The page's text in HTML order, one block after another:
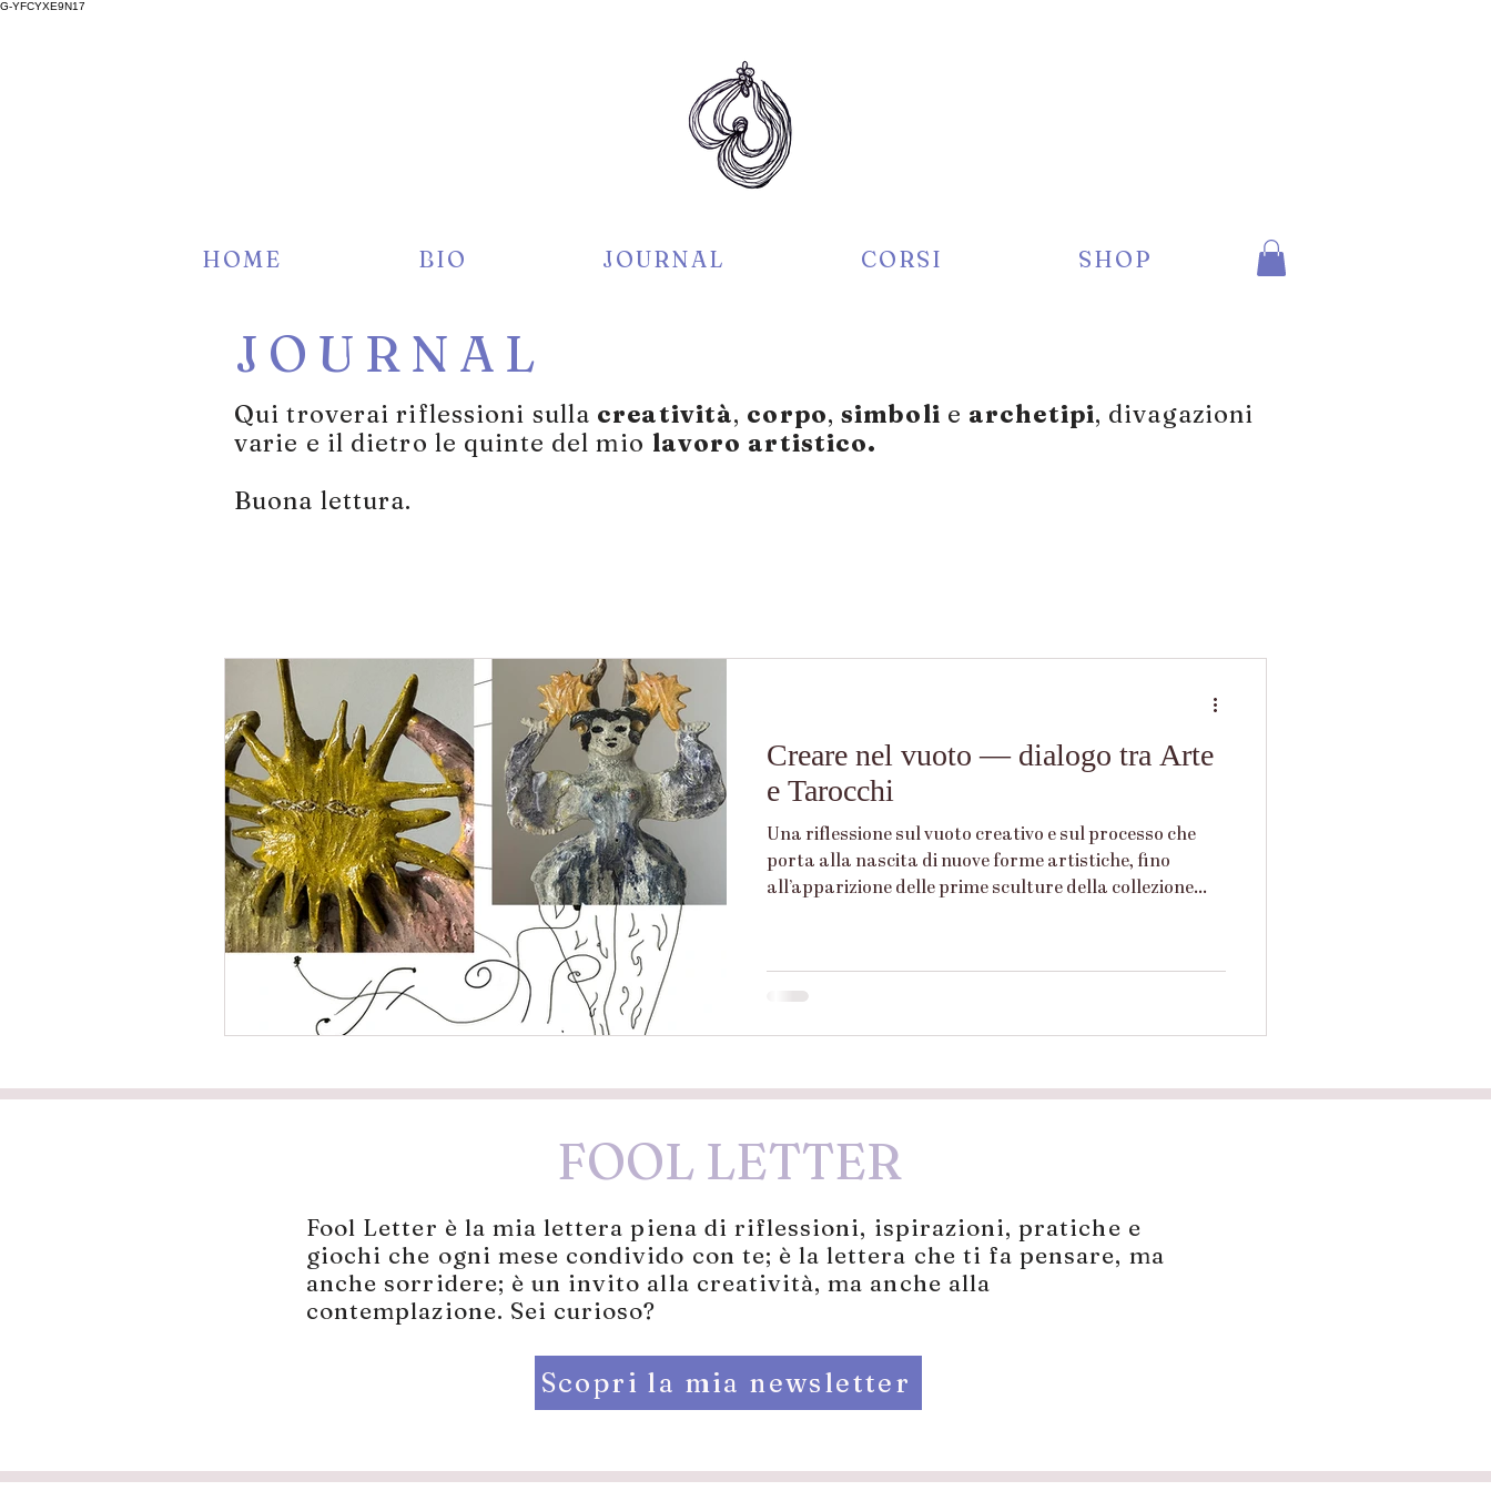
G-YFCYXE9N17
HOME BIO JOURNAL CORSI SHOP
JOURNAL
Qui troverai riflessioni sulla creatività, corpo,simboli e archetipi, divagazioni
varie e il dietro le quinte del mio lavoro artistico.
Buona lettura.
Creare nel vuoto — dialogo tra Arte
e Tarocchi
Una riflessione sul vuoto creativo e sul processo che
porta alla nascita di nuove forme artistiche, fino
all’apparizione delle prime sculture della collezione
FOOL LETTER
​Fool Letter è la mia lettera piena di riflessioni, ispirazioni, pratiche e
giochi che ogni mese condivido con te; è la lettera che ti fa pensare, ma
anche sorridere; è un invito alla creatività, ma anche alla
contemplazione. Sei curioso?​
Scopri la mia newsletter